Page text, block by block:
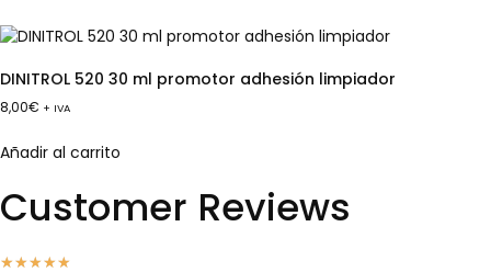
DINITROL 520 30 ml promotor adhesión limpiador
8,00€ + IVA
Añadir al carrito
Customer Reviews
★★★★★